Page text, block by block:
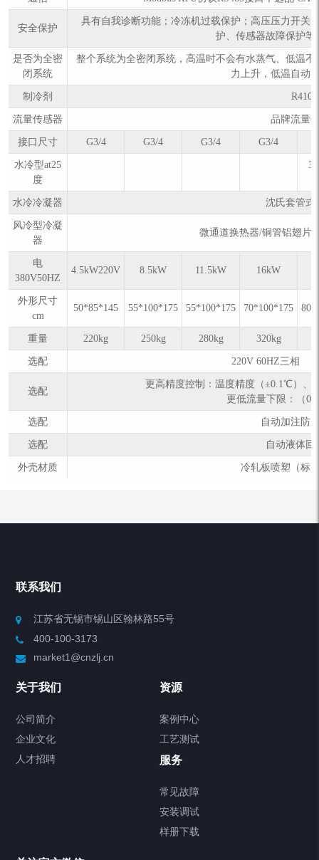
安全保护
具有自我诊断功能；冷冻机过载保护；高压压力开关
护、传感器故障保护等
是否为全密
闭系统
整个系统为全密闭系统，高温时不会有水蒸气、低温
力上升，低温自动
制冷剂 R410A
流量传感器 品牌流量
接口尺寸 G3/4 G3/4 G3/4 G3/4
水冷型at25
度
水冷冷凝器 沈氏套管式
风冷型冷凝
器
微通道换热器/铜管铝翅片
电
380V50HZ
4.5kW220V 8.5kW 11.5kW 16kW
外形尺寸
cm
50*85*145 55*100*175 55*100*175 70*100*175
重量 220kg 250kg 280kg 320kg
选配 220V 60HZ三相
选配
更高精度控制：温度精度（±0.1℃）、
更低流量下限：（
选配 自动加注防
选配 自动液体回
外壳材质 冷轧板喷塑（标
Chiller高精度冷热循环器
Chiller高精度制冷循环器
制冷加热动态控温系统
Chiller气体控温系统
联系我们
江苏省无锡市锡山区翰林路55号
400-100-3173
market1@cnzlj.cn
关于我们
公司简介
企业文化
人才招聘
资源
案例中心
工艺测试
服务
常见故障
安装调试
样册下载